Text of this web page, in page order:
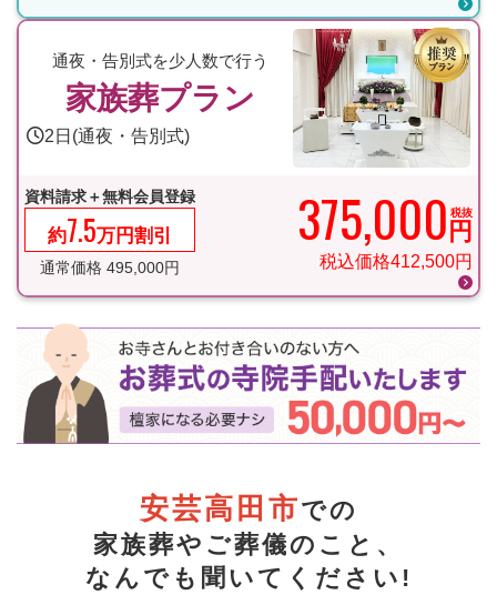
通夜・告別式を少人数で行う
家族葬プラン
2日(通夜・告別式)
資料請求＋無料会員登録
約7.5万円割引
通常価格 495,000円
375,000 円
税抜
税込価格412,500円
安芸高田市での
家族葬やご葬儀のこと、
なんでも聞いてください!